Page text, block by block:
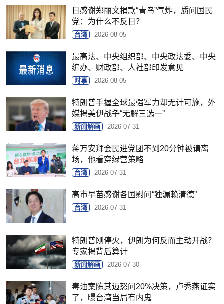
日感谢郑丽文捐款“青鸟”气炸，质问国民
党：为什么不反日？
台湾 2026-08-05
最高法、中央组织部、中央政法委、中央
编办、财政部、人社部印发意见
时事 2026-08-05
特朗普手握全球最强军力却无计可施，外
媒揭美伊战争“无解三选一”
新闻解画 2026-07-31
蒋万安拜会民进党团不到20分钟被请离
场，他看穿绿营策略
台湾 2026-07-31
高市早苗感谢各国慰问“独漏赖清德”
台湾 2026-07-31
特朗普刚停火，伊朗为何反而主动开战？
专家揭背后算计
新闻解画 2026-07-30
毒油案陈其迈怒问20%决策，卢秀燕证实
了，曝台湾当局有内鬼